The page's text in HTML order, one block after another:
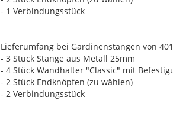
- 1 Verbindungsstück
Lieferumfang bei Gardinenstangen von
- 3 Stück Stange aus Metall 25mm
- 4 Stück Wandhalter "Classic" mit
- 2 Stück Endknöpfen (zu wählen)
- 2 Verbindungsstück